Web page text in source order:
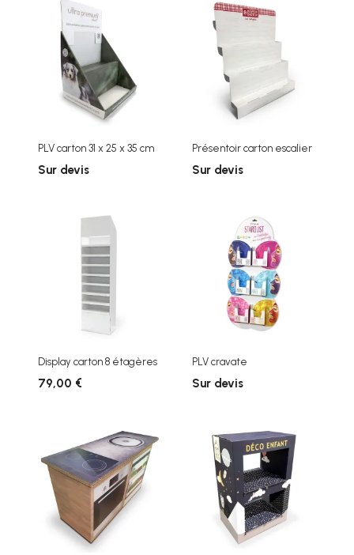
PLV carton 31 x 25 x 35 cm
Sur devis
Présentoir carton escalier
Sur devis
Display carton 8 étagères
79,00 €
PLV cravate
Sur devis